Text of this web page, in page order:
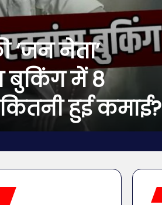
‘जन नेता’
बुकिंग में 8
हुई कमाई?